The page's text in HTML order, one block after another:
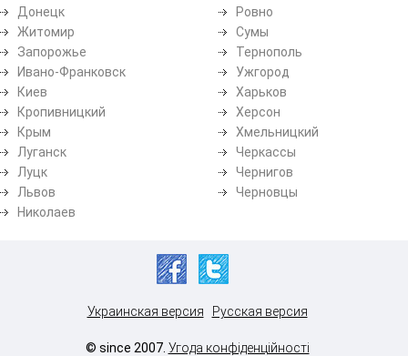
Донецк
Житомир
Запорожье
Ивано-Франковск
Киев
Кропивницкий
Крым
Луганск
Луцк
Львов
Николаев
Ровно
Сумы
Тернополь
Ужгород
Харьков
Херсон
Хмельницкий
Черкассы
Чернигов
Черновцы
Украинская версия Русская версия
© since 2007. Угода конфіденційності